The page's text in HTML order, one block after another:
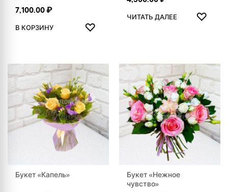
7,100.00₽
В КОРЗИНУ ♡
ДОБАВИТЬ В ИЗБРАННОЕ
ЧИТАТЬ ДАЛЕЕ ♡
Букет «Капель»
Букет «Нежное
чувство»